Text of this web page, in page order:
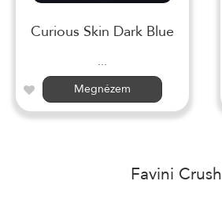
Curious Skin Dark Blue
...
Megnézem
Favini Crush